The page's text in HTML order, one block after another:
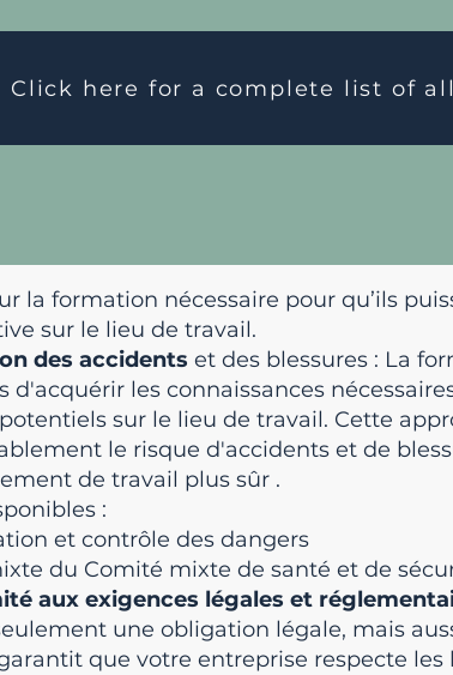
Click here for a complete list of
la formation nécessaire pour qu’ils
sur le lieu de travail.
des accidents et des blessures : La
d'acquérir les connaissances
sur le lieu de travail. Cette
le risque d'accidents et de
de travail plus sûr .
:
et contrôle des dangers
du Comité mixte de santé et de
aux exigences légales et
une obligation légale, mais
que votre entreprise respecte les